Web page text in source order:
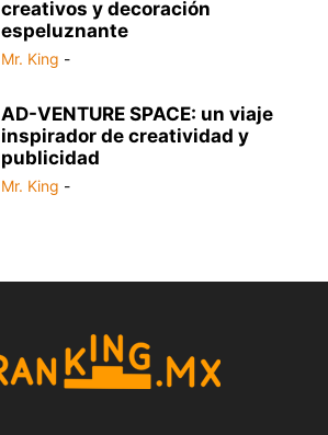
creativos y decoración
espeluznante
Mr. King -
AD-VENTURE SPACE: un viaje
inspirador de creatividad y
publicidad
Mr. King -